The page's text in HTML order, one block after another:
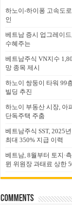
하노이-하이퐁 고속도
인
베트남 증시 업그레이
수혜주는
베트남주식 VN지수
망 종목 제시
하노이 쌍둥이 타워 99
빌딩 추진
하노이 부동산 시장, 아
단독주택 주춤
베트남주식 SST, 2025
최대 350% 지급 이력
베트남, 8월부터 토지·
뮌 위원장 과태료 상한
Comments